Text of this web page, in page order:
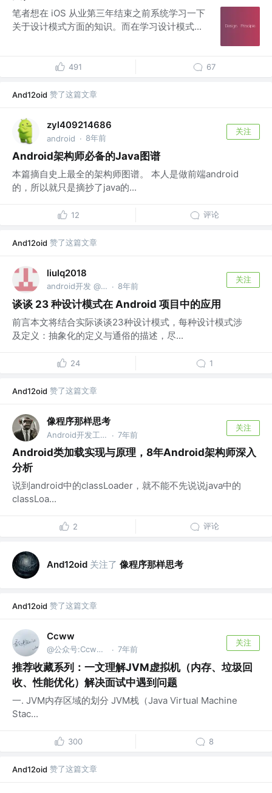
笔者想在 iOS 从业第三年结束之前系统学习一下
关于设计模式方面的知识。而在学习设计模式...
491 67
And12oid 赞了这篇文章
zyl409214686
android · 8年前
关注
Android架构师必备的Java图谱
本篇摘自史上最全的架构师图谱。 本人是做前端android
的，所以就只是摘抄了java的...
12 评论
And12oid 赞了这篇文章
liulq2018
android开发 @北京时代星云科技有限公司 · 8年前
关注
谈谈 23 种设计模式在 Android 项目中的应用
前言本文将结合实际谈谈23种设计模式，每种设计模式涉
及定义：抽象化的定义与通俗的描述，尽...
24 1
And12oid 赞了这篇文章
像程序那样思考
Android开发工程师 · 7年前
关注
Android类加载实现与原理，8年Android架构师深入
分析
说到android中的classLoader，就不能不先说说java中的
classLoa...
2 评论
And12oid 关注了 像程序那样思考
And12oid 赞了这篇文章
Ccww
@公众号:Ccww技术博客 · 7年前
关注
推荐收藏系列：一文理解JVM虚拟机（内存、垃圾回
收、性能优化）解决面试中遇到问题
一. JVM内存区域的划分 JVM栈（Java Virtual Machine
Stac...
300 8
And12oid 赞了这篇文章